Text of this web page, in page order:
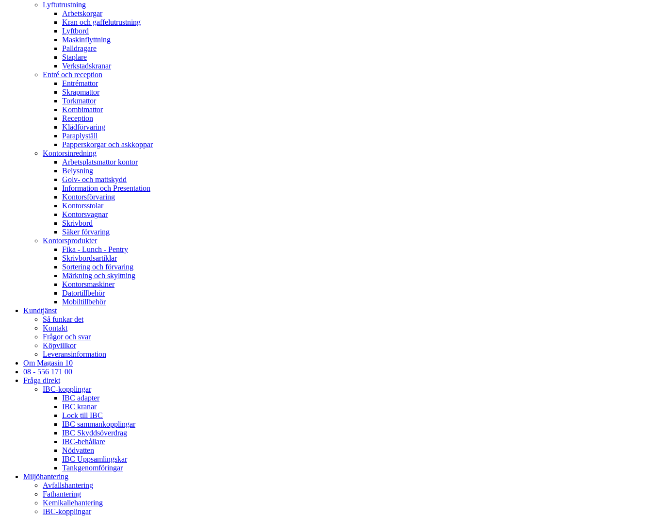
Lyftutrustning
Arbetskorgar
Kran och gaffelutrustning
Lyftbord
Maskinflyttning
Palldragare
Staplare
Verkstadskranar
Entré och reception
Entrémattor
Skrapmattor
Torkmattor
Kombimattor
Reception
Klädförvaring
Paraplyställ
Papperskorgar och askkoppar
Kontorsinredning
Arbetsplatsmattor kontor
Belysning
Golv- och mattskydd
Information och Presentation
Kontorsförvaring
Kontorsstolar
Kontorsvagnar
Skrivbord
Säker förvaring
Kontorsprodukter
Fika - Lunch - Pentry
Skrivbordsartiklar
Sortering och förvaring
Märkning och skyltning
Kontorsmaskiner
Datortillbehör
Mobiltillbehör
Kundtjänst
Så funkar det
Kontakt
Frågor och svar
Köpvillkor
Leveransinformation
Om Magasin 10
08 - 556 171 00
Fråga direkt
IBC-kopplingar
IBC adapter
IBC kranar
Lock till IBC
IBC sammankopplingar
IBC Skyddsöverdrag
IBC-behållare
Nödvatten
IBC Uppsamlingskar
Tankgenomföringar
Miljöhantering
Avfallshantering
Fathantering
Kemikaliehantering
IBC-kopplingar